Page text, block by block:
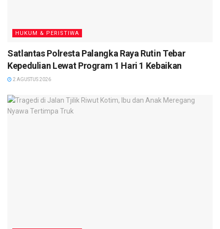
HUKUM & PERISTIWA
Satlantas Polresta Palangka Raya Rutin Tebar
Kepedulian Lewat Program 1 Hari 1 Kebaikan
2 AGUSTUS 2026